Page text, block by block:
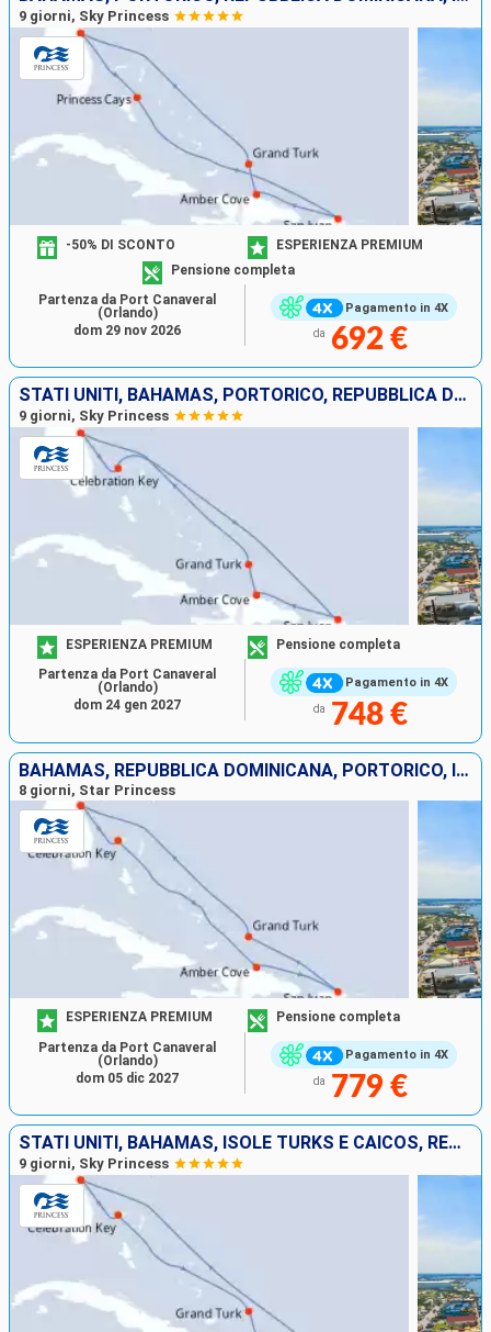
9 giorni, Sky Princess
Pagamento in 4X
-50% DI SCONTO
ESPERIENZA PREMIUM
Pensione completa
da 692 €
Partenza da Port Canaveral
(Orlando)
dom 29 nov 2026
STATI UNITI, BAHAMAS, PORTORICO, REPUBBLICA DOMINICANA, ISOLE TURKS E CAICOS
9 giorni, Sky Princess
Pagamento in 4X
ESPERIENZA PREMIUM Pensione completa
da 748 €
Partenza da Port Canaveral
(Orlando)
dom 24 gen 2027
BAHAMAS, REPUBBLICA DOMINICANA, PORTORICO, ISOLE TURKS E CAICOS, STATI UNITI
8 giorni, Star Princess
Pagamento in 4X
ESPERIENZA PREMIUM Pensione completa
da 779 €
Partenza da Port Canaveral
(Orlando)
dom 05 dic 2027
STATI UNITI, BAHAMAS, ISOLE TURKS E CAICOS, REPUBBLICA DOMINICANA, PORTORICO
9 giorni, Sky Princess